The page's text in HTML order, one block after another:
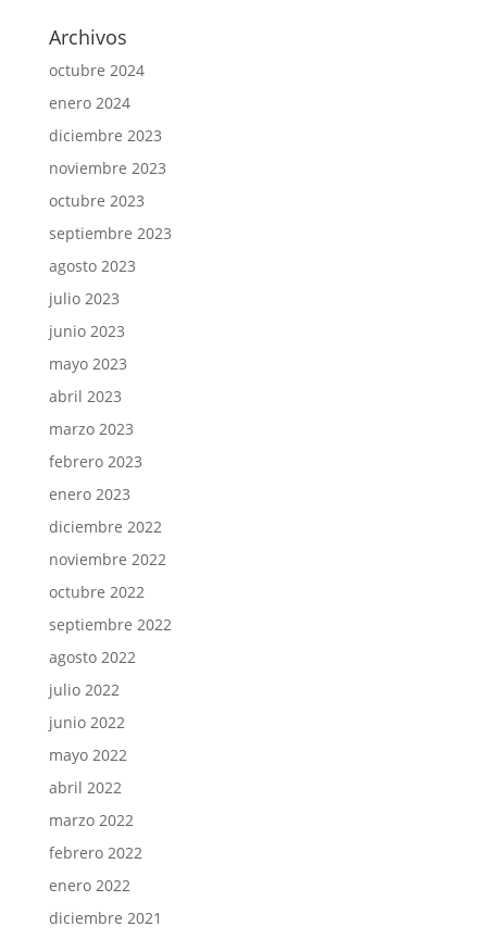
Archivos
octubre 2024
enero 2024
diciembre 2023
noviembre 2023
octubre 2023
septiembre 2023
agosto 2023
julio 2023
junio 2023
mayo 2023
abril 2023
marzo 2023
febrero 2023
enero 2023
diciembre 2022
noviembre 2022
octubre 2022
septiembre 2022
agosto 2022
julio 2022
junio 2022
mayo 2022
abril 2022
marzo 2022
febrero 2022
enero 2022
diciembre 2021